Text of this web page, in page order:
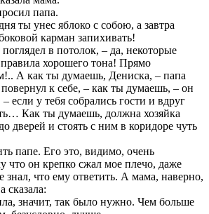
папа.
ты унес яблоко с собою, а завтра
карман запихивать!
в потолок, – да, некоторые
хорошего тона! Прямо
А как ты думаешь, Дениска, – папа
к себе, – как ты думаешь, – он
если у тебя собрались гости и вдруг
Как ты думаешь, должна хозяйка
дверей и стоять с ним в коридоре чуть
папе. Его это, видимо, очень
что он крепко сжал мое плечо, даже
знал, что ему ответить. А мама, наверно,
сказала:
значит, так было нужно. Чем больше